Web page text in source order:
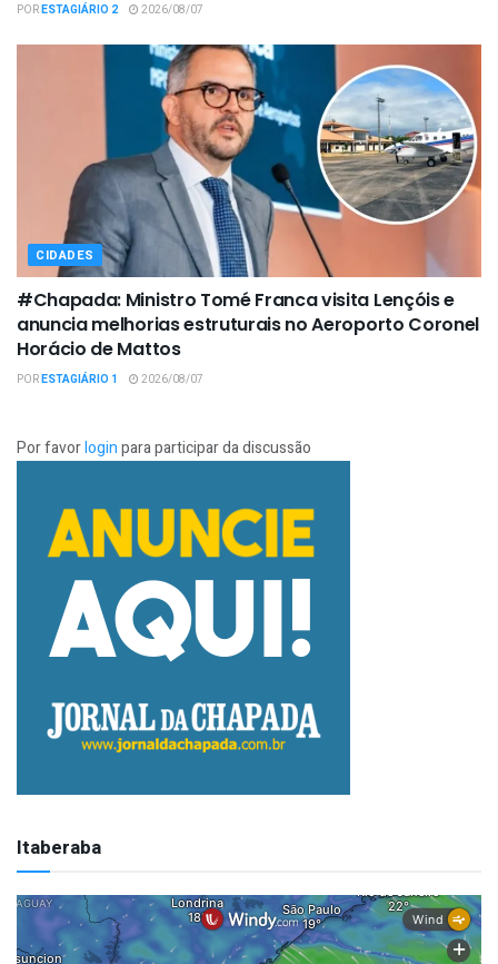
PORESTAGIÁRIO 2 2026/08/07
CIDADES
#Chapada: Ministro Tomé Franca visita Lençóis e
anuncia melhorias estruturais no Aeroporto Coronel
Horácio de Mattos
PORESTAGIÁRIO 1 2026/08/07
Por favorloginpara participar da discussão
Itaberaba